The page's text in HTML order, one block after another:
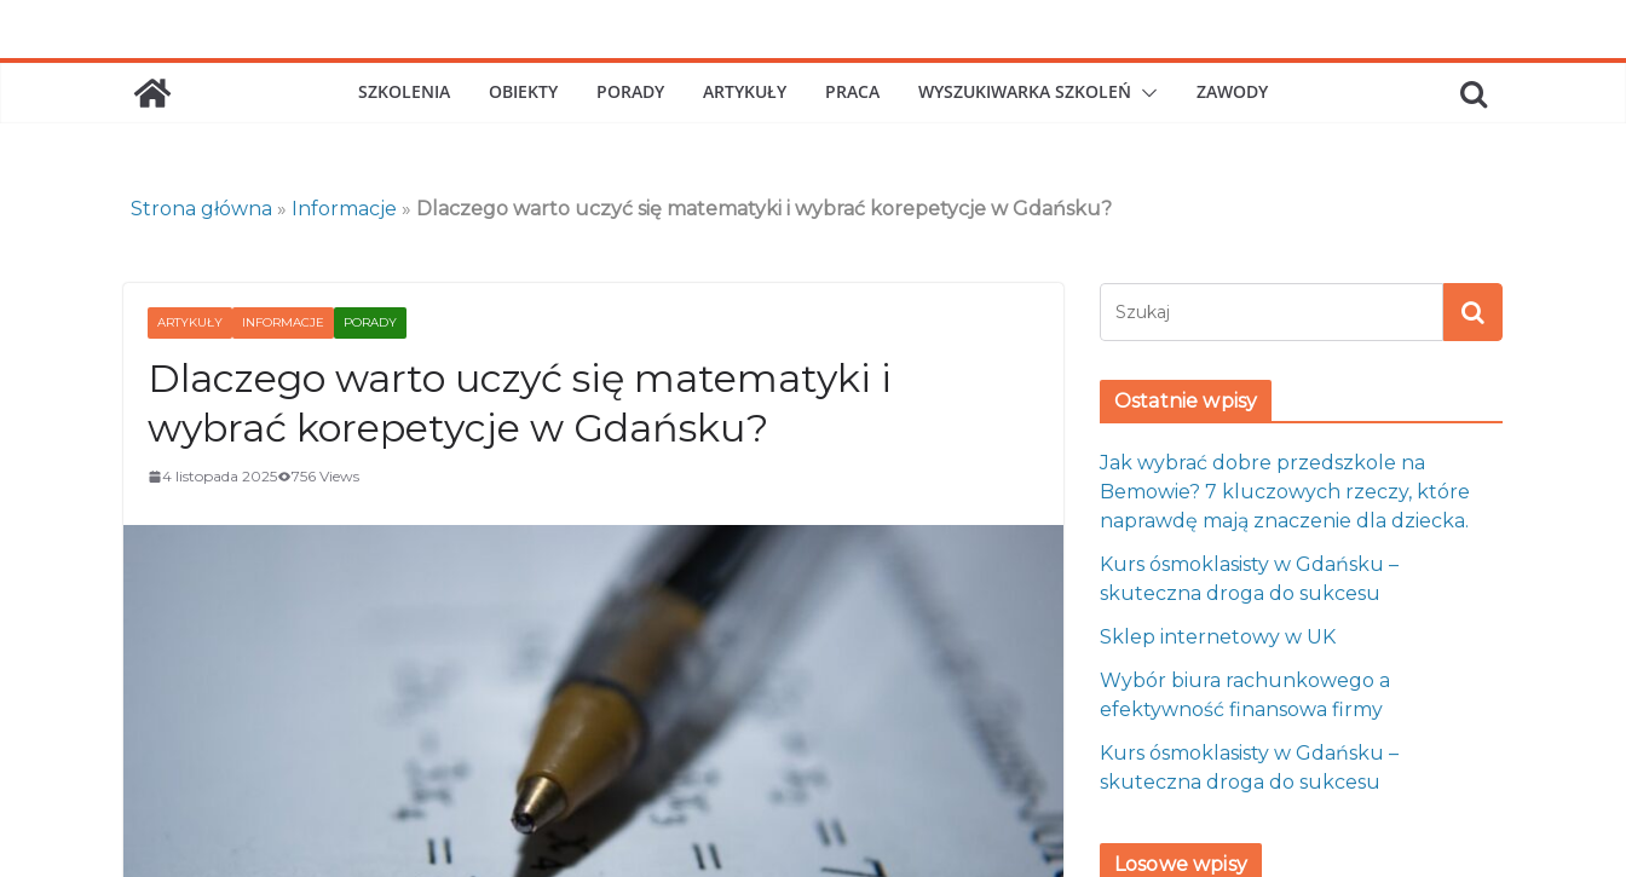
content
SZKOLENIA
OBIEKTY PORADY ARTYKUŁY PRACA WYSZUKIWARKA SZKOLEŃ ZAWODY
Strona główna » Informacje » Dlaczego warto uczyć się matematyki i wybrać korepetycje w Gdańsku?
ARTYKUŁY INFORMACJE PORADY
Dlaczego warto uczyć się matematyki i
wybrać korepetycje w Gdańsku?
4 listopada 2025 756 Views
Ostatnie wpisy
Jak wybrać dobre przedszkole na
Bemowie? 7 kluczowych rzeczy, które
naprawdę mają znaczenie dla dziecka.
Kurs ósmoklasisty w Gdańsku –
skuteczna droga do sukcesu
Sklep internetowy w UK
Wybór biura rachunkowego a
efektywność finansowa firmy
Kurs ósmoklasisty w Gdańsku –
skuteczna droga do sukcesu
Losowe wpisy